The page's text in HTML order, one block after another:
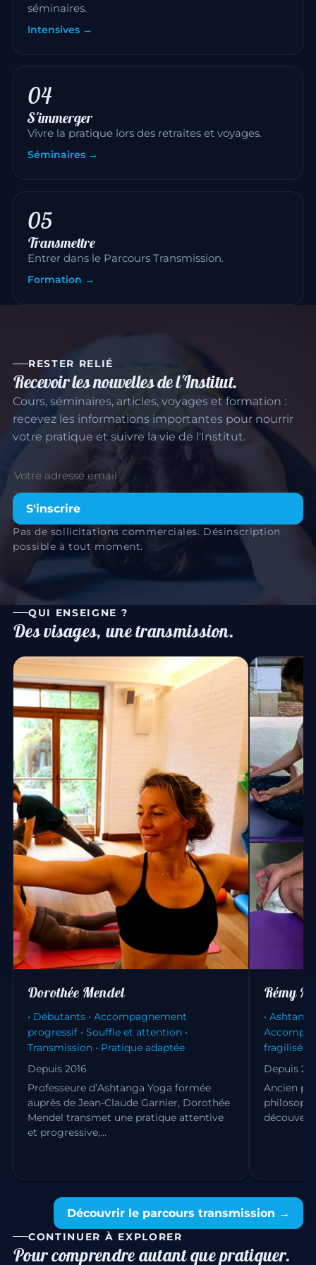
séminaires.
Intensives →
04
S'immerger
Vivre la pratique lors des retraites et voyages.
Séminaires →
05
Transmettre
Entrer dans le Parcours Transmission.
Formation →
RESTER RELIÉ
Recevoir les nouvelles de l'Institut.
Cours, séminaires, articles, voyages et formation :
recevez les informations importantes pour nourrir
votre pratique et suivre la vie de l'Institut.
Votre adresse email
S'inscrire
Pas de sollicitations commerciales. Désinscription
possible à tout moment.
QUI ENSEIGNE ?
Des visages, une transmission.
Dorothée Mendel
• Débutants • Accompagnement
progressif • Souffle et attention •
Transmission • Pratique adaptée
Depuis 2016
Professeure d’Ashtanga Yoga formée
auprès de Jean-Claude Garnier, Dorothée
Mendel transmet une pratique attentive
et progressive,…
Rémy
•
fragilisées
Depuis
Ancien
découvert
Découvrir le parcours transmission →
CONTINUER À EXPLORER
Pour comprendre autant que pratiquer.